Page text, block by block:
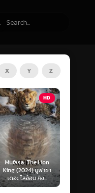
X Y Z
Obsession (2026)
สาปรักคลั่งหลอน
(SoundTrack) 1X